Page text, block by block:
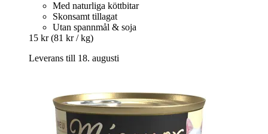
Med naturliga köttbitar
Skonsamt tillagat
Utan spannmål & soja
15 kr (81 kr / kg)
Leverans till 18. augusti